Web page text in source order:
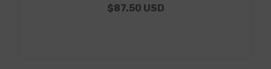
$87.50 USD